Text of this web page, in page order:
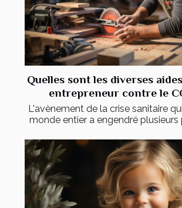
Quelles sont les diverses
entrepreneur contre le
L'avènement de la crise sanitaire
monde entier a engendré plusieurs